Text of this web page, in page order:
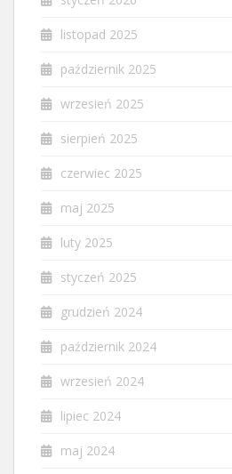
listopad 2025
październik 2025
wrzesień 2025
sierpień 2025
czerwiec 2025
maj 2025
luty 2025
styczeń 2025
grudzień 2024
październik 2024
wrzesień 2024
lipiec 2024
maj 2024